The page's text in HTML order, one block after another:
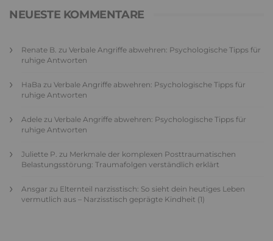
NEUESTE KOMMENTARE
Renate B. zu Verbale Angriffe abwehren: Psychologische Tipps für
ruhige Antworten
HaBa zu Verbale Angriffe abwehren: Psychologische Tipps für
ruhige Antworten
Adele zu Verbale Angriffe abwehren: Psychologische Tipps für
ruhige Antworten
Juliette P. zu Merkmale der komplexen Posttraumatischen
Belastungsstörung: Traumafolgen verständlich erklärt
Ansgar zu Elternteil narzisstisch: So sieht dein heutiges Leben
vermutlich aus – Narzisstisch geprägte Kindheit (1)